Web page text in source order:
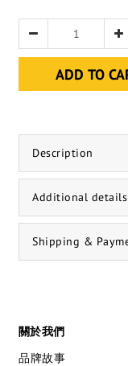
ADD TO
Description
Additional details
Shipping &
關於我們
品牌故事